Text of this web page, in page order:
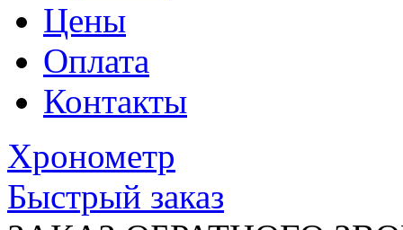
Цены
Оплата
Контакты
Хронометр
Быстрый заказ